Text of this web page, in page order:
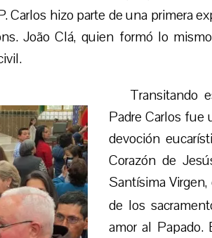
Carlos hizo parte de una primera
João Clá, quien formó lo
Transitando
Padre Carlos fue
devoción
Corazón de
Santísima
de los
amor al Papado.